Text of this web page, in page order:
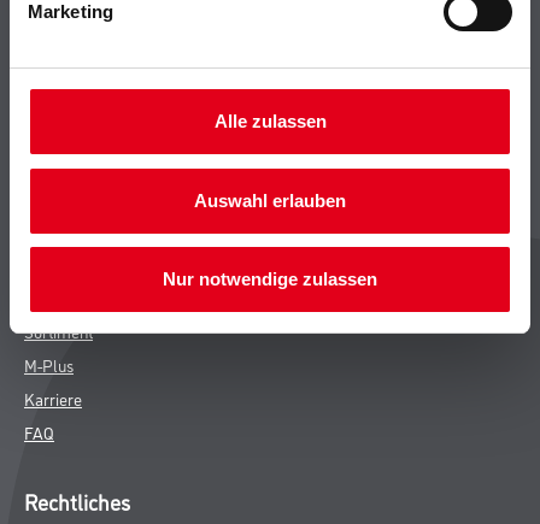
Marketing
Alle zulassen
Auswahl erlauben
Nur notwendige zulassen
Bodenbeläge
Unternehmen
Sortiment
M-Plus
Karriere
FAQ
Rechtliches